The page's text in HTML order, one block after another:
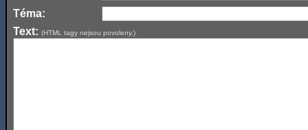
Téma:
Text: (HTML tagy nejsou povoleny.)